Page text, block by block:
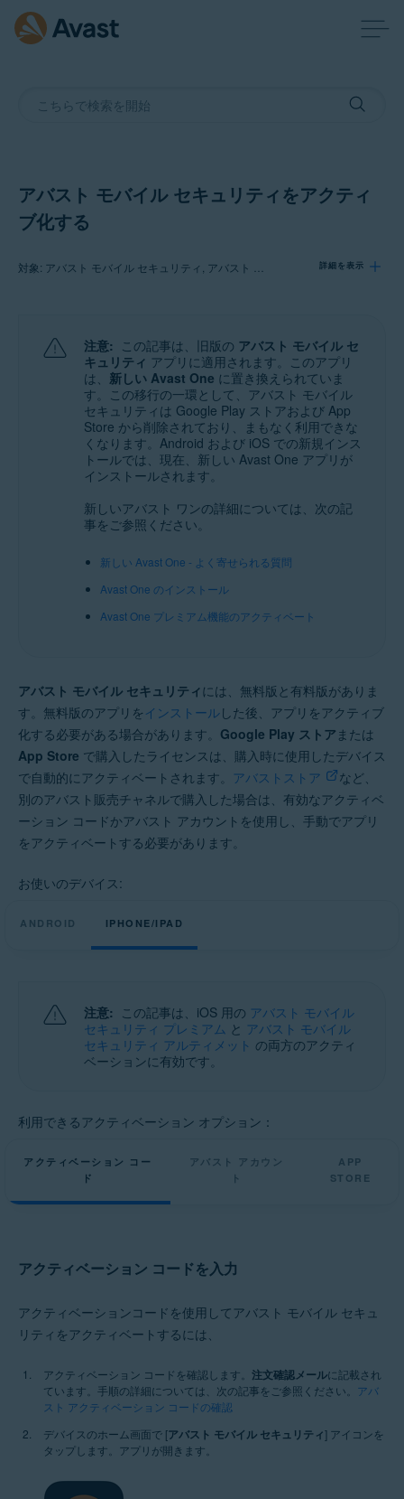
アバスト モバイル セキュリティをアクティ
ブ化する
詳細を表示
アバスト モバイル セキュリティ
アバスト モバイル セキュリティ プレミアム
アバスト モバイル セキュリティ アルティメット
オペレーティング システム:
Android、iOS
注意: この記事は、旧版の アバスト モバイル セ
キュリティ アプリに適用されます。このアプリ
は、 新しい Avast One に置き換えられていま
す。この移行の一環として、アバスト モバイル
セキュリティは Google Play ストアおよび App
Store から削除されており、まもなく利用できな
くなります。Android および iOS での新規インス
トールでは、現在、新しい Avast One アプリが
インストールされます。
新しいアバスト ワンの詳細については、次の記
事をご参照ください。
新しい Avast One - よく寄せられる質問
Avast One のインストール
Avast One プレミアム機能のアクティベート
アバスト モバイル セキュリティ には、無料版と有料版がありま
す。無料版のアプリを インストールした後、アプリをアクティブ
化する必要がある場合があります。 Google Play ストア または
App Store で購入したライセンスは、購入時に使用したデバイス
で自動的にアクティベートされます。 アバストストア
など、
別のアバスト販売チャネルで購入した場合は、有効なアクティベ
ーション コードかアバスト アカウントを使用し、手動でアプリ
をアクティベートする必要があります。
お使いのデバイス:
ANDROID IPHONE/IPAD
注意: この記事は、iOS 用の アバスト モバイル
セキュリティ プレミアム と アバスト モバイル
セキュリティ アルティメット の両方のアクティ
ベーションに有効です。
利用できるアクティベーション オプション：
アクティベーション コー
ド
アバスト アカウン
ト
APP
STORE
アクティベーション コードを入力
アクティベーションコードを使用してアバスト モバイル セキュ
リティをアクティベートするには、
アクティベーション コードを確認します。 注文確認メールに記載され
ています。手順の詳細については、次の記事をご参照ください。 アバ
スト アクティベーション コードの確認
デバイスのホーム画面で [アバスト モバイル セキュリティ] アイコンを
タップします。アプリが開きます。